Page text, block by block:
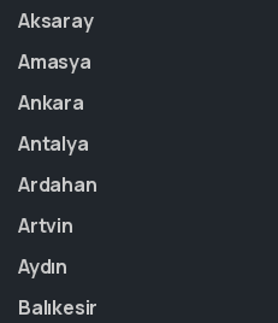
Aksaray
Amasya
Ankara
Antalya
Ardahan
Artvin
Aydın
Balıkesir